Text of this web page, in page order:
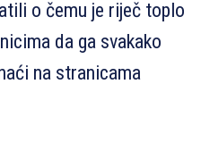
o čemu je riječ toplo
da ga svakako
na stranicama